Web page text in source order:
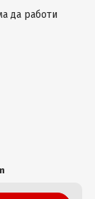
да работи